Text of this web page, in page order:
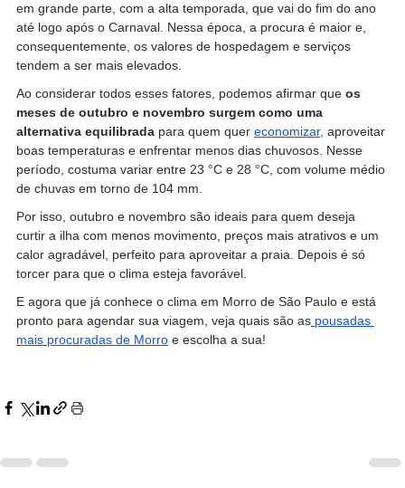
em grande parte, com a alta temporada, que vai do fim do ano
até logo após o Carnaval. Nessa época, a procura é maior e,
consequentemente, os valores de hospedagem e serviços
tendem a ser mais elevados.
Ao considerar todos esses fatores, podemos afirmar que os
meses de outubro e novembro surgem como uma
alternativa equilibrada para quem quer economizar, aproveitar
boas temperaturas e enfrentar menos dias chuvosos. Nesse
período, costuma variar entre 23 °C e 28 °C, com volume médio
de chuvas em torno de 104 mm.
Por isso, outubro e novembro são ideais para quem deseja
curtir a ilha com menos movimento, preços mais atrativos e um
calor agradável, perfeito para aproveitar a praia. Depois é só
torcer para que o clima esteja favorável.
E agora que já conhece o clima em Morro de São Paulo e está
pronto para agendar sua viagem, veja quais são as pousadas
mais procuradas de Morro e escolha a sua!